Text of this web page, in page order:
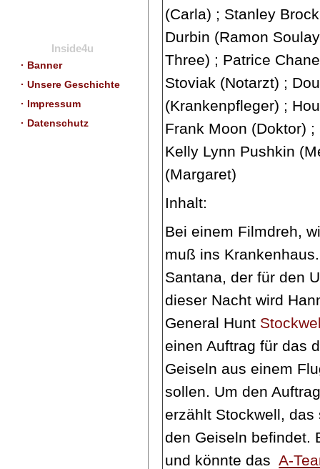
Inside4u
· Banner
· Unsere Geschichte
· Impressum
· Datenschutz
(Carla) ; Stanley
Durbin (Ramon
Three) ; Patrice
Stoviak (Notarzt) ;
(Krankenpfleger) ;
Frank Moon (Doktor)
Kelly Lynn Pushkin
(Margaret)
Inhalt:
Bei einem Filmdreh,
muß ins
Santana, der für den
dieser Nacht wird
General Hunt
einen Auftrag für das
Geiseln aus einem
sollen. Um den
erzählt Stockwell,
den Geiseln befindet.
und könnte dasA-